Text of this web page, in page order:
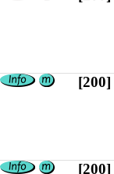
[200]
[200]